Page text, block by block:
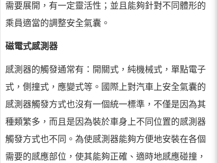
需要展開，有一定靈活性；並且能夠針對不同體形的
乘員適當的調整安全氣囊。
磁電式感測器
感測器的觸發通常有：開關式，純機械式，單點電子
式，側撞式，應變式等。國際上對汽車上安全氣囊的
感測器觸發方式也沒有一個統一標準，不僅是因為其
種類繁多，而且是因為裝於車身上不同位置的感測器
觸發方式也不同。為使感測器能夠方便地安裝在各個
需要的感應部位，使其能夠正確、適時地感應碰撞，